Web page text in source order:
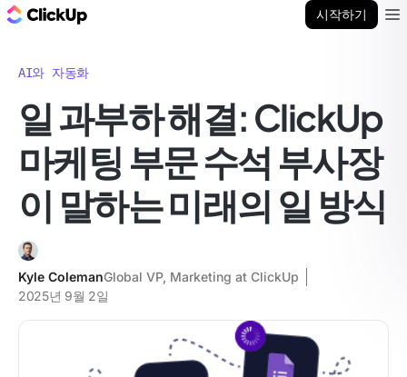
시작하기
AI와 자동화
일 과부하 해결: ClickUp
마케팅 부문 수석 부사장
이 말하는 미래의 일 방식
Kyle ColemanGlobal VP, Marketing at ClickUp
2025년 9월 2일